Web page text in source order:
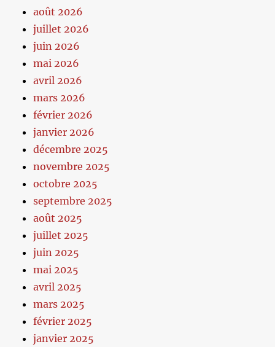
août 2026
juillet 2026
juin 2026
mai 2026
avril 2026
mars 2026
février 2026
janvier 2026
décembre 2025
novembre 2025
octobre 2025
septembre 2025
août 2025
juillet 2025
juin 2025
mai 2025
avril 2025
mars 2025
février 2025
janvier 2025